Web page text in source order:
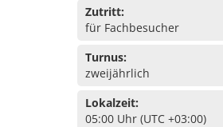
Zutritt:
für Fachbesucher
Turnus:
zweijährlich
Lokalzeit:
05:00 Uhr (UTC +03:00)